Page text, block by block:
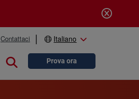
Contattaci Italiano
Close searchProva ora